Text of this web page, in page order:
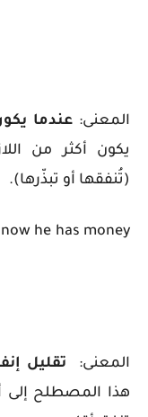
المعنى:عندما
يكون أكثر من
(تُنفقها أو تبذّرها).
he has money
المعنى: تقليل
هذا المصطلح إلى